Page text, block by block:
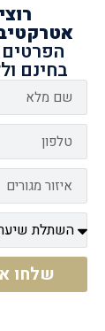
הפרטים
בחינם
שלחו אליי 5